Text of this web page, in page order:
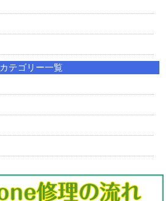
カテゴリー一覧